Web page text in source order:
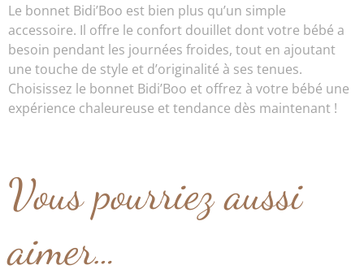
Le bonnet Bidi’Boo est bien plus qu’un simple
accessoire. Il offre le confort douillet dont votre bébé a
besoin pendant les journées froides, tout en ajoutant
une touche de style et d’originalité à ses tenues.
Choisissez le bonnet Bidi’Boo et offrez à votre bébé une
expérience chaleureuse et tendance dès maintenant !
Vous pourriez aussi
aimer…